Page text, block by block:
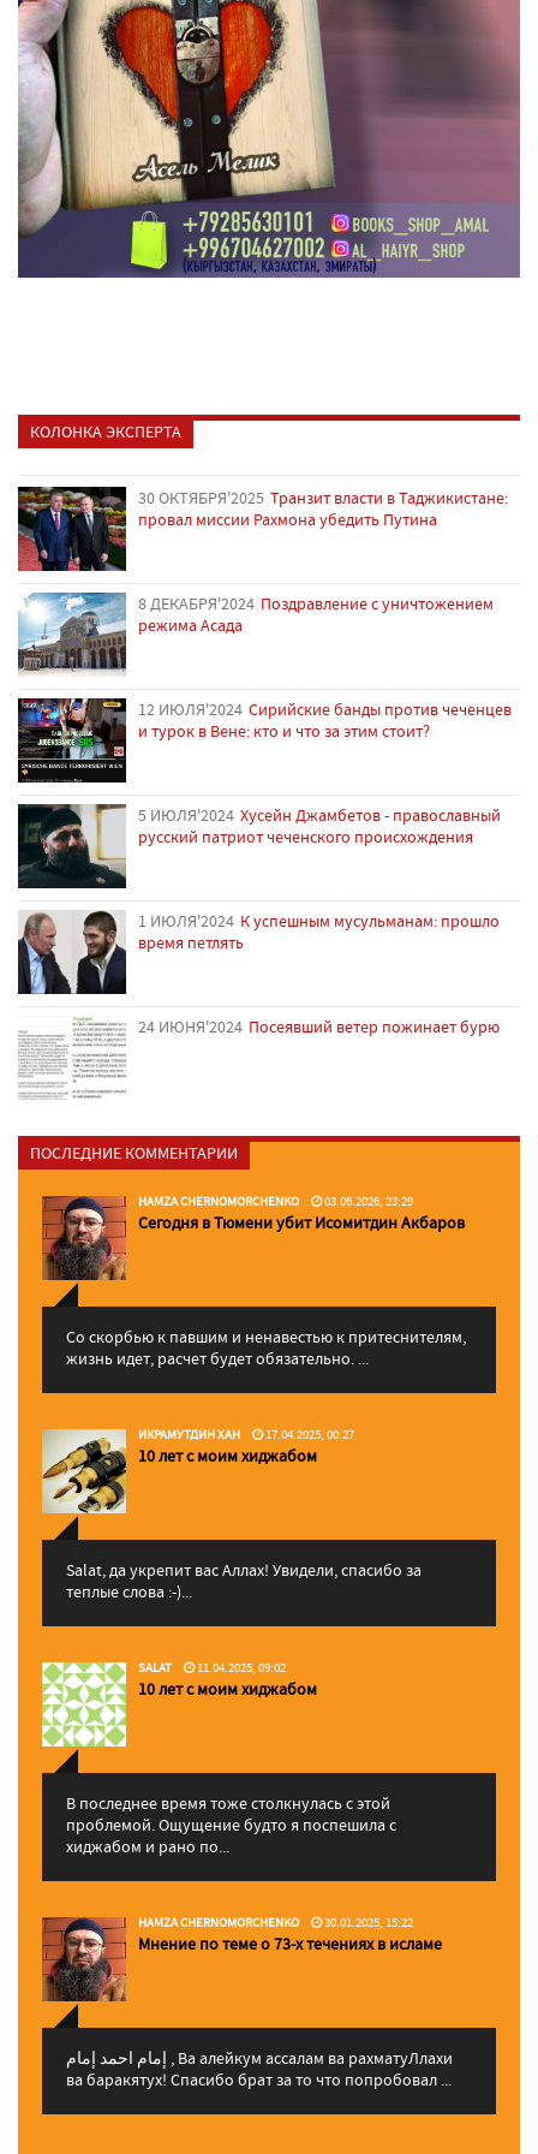
КОЛОНКА ЭКСПЕРТА
30 ОКТЯБРЯ'2025 Транзит власти в Таджикистане:
провал миссии Рахмона убедить Путина
8 ДЕКАБРЯ'2024 Поздравление с уничтожением
режима Асада
12 ИЮЛЯ'2024 Сирийские банды против чеченцев
и турок в Вене: кто и что за этим стоит?
5 ИЮЛЯ'2024 Хусейн Джамбетов - православный
русский патриот чеченского происхождения
1 ИЮЛЯ'2024 К успешным мусульманам: прошло
время петлять
24 ИЮНЯ'2024 Посеявший ветер пожинает бурю
ПОСЛЕДНИЕ КОММЕНТАРИИ
HAMZA CHERNOMORCHENKO 03.06.2026, 23:29
Сегодня в Тюмени убит Исомитдин Акбаров
Со скорбью к павшим и ненавестью к притеснителям,
жизнь идет, расчет будет обязательно. ...
ИКРАМУТДИН ХАН 17.04.2025, 00:27
10 лет с моим хиджабом
Salat, да укрепит вас Аллаx! Увидели, спасибо за
теплые слова :-)...
SALAT 11.04.2025, 09:02
10 лет с моим хиджабом
В последнее время тоже столкнулась с этой
проблемой. Ощущение будто я поспешила с
хиджабом и рано по...
HAMZA CHERNOMORCHENKO 30.01.2025, 15:22
Мнение по теме о 73-х течениях в исламе
إمام احمد إمام , Ва алейкум ассалам ва рахматуЛлахи
ва баракятух! Спасибо брат за то что попробовал ...